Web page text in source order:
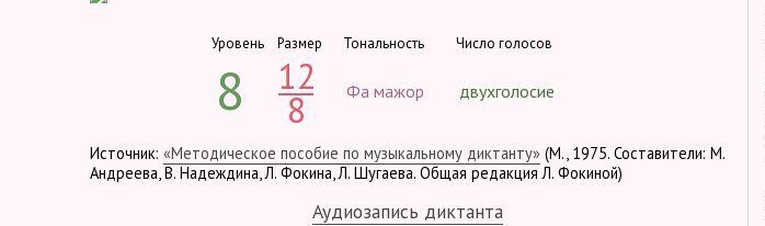
Уровень
8
Размер
12
8
Тональность
Фа мажор
Число голосов
двухголосие
Источник: «Методическое пособие по музыкальному диктанту» (М., 1975. Составители: М.
Андреева, В. Надеждина, Л. Фокина, Л. Шугаева. Общая редакция Л. Фокиной)
Аудиозапись диктанта